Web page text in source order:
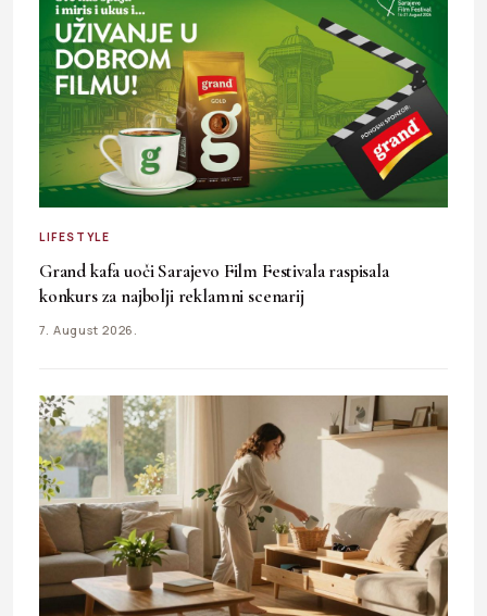
LIFESTYLE
Grand kafa uoči Sarajevo Film Festivala raspisala
konkurs za najbolji reklamni scenarij
7. August 2026.